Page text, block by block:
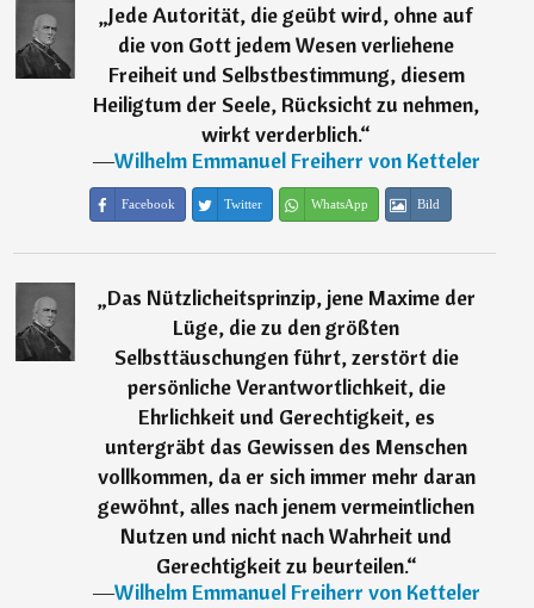
„Jede Autorität, die geübt wird, ohne auf
die von Gott jedem Wesen verliehene
Freiheit und Selbstbestimmung, diesem
Heiligtum der Seele, Rücksicht zu nehmen,
wirkt verderblich.“
―Wilhelm Emmanuel Freiherr von Ketteler
Facebook Twitter WhatsApp Bild
„Das Nützlicheitsprinzip, jene Maxime der
Lüge, die zu den größten
Selbsttäuschungen führt, zerstört die
persönliche Verantwortlichkeit, die
Ehrlichkeit und Gerechtigkeit, es
untergräbt das Gewissen des Menschen
vollkommen, da er sich immer mehr daran
gewöhnt, alles nach jenem vermeintlichen
Nutzen und nicht nach Wahrheit und
Gerechtigkeit zu beurteilen.“
―Wilhelm Emmanuel Freiherr von Ketteler